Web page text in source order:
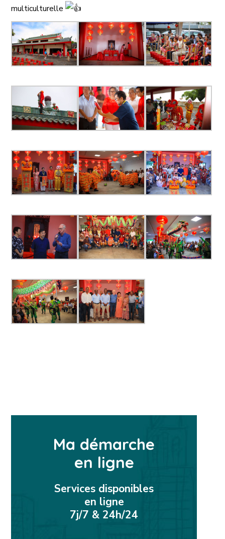
multiculturelle
Ma démarche
en ligne
Services disponibles
en ligne
7j/7 & 24h/24